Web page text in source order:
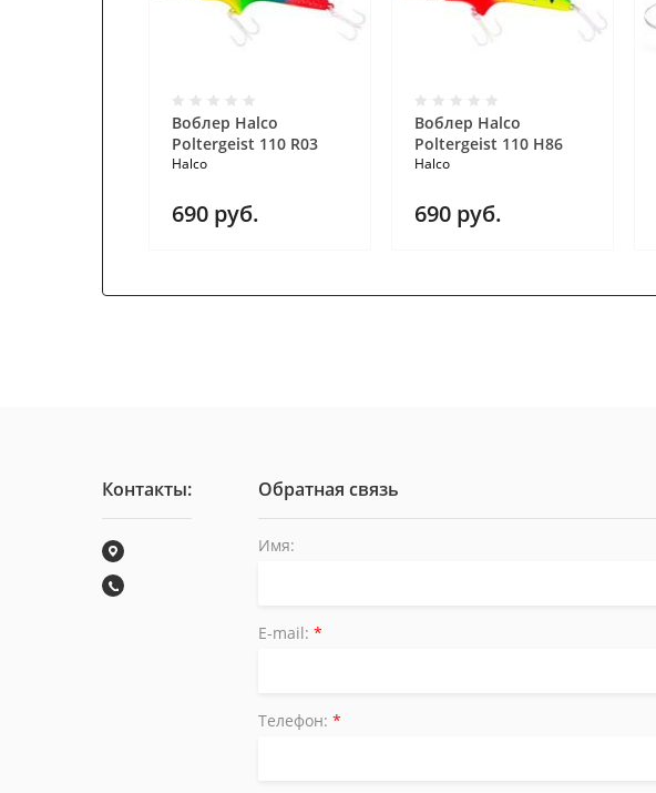
Воблер Halco
Poltergeist 110 R03
Halco
690 руб.
Воблер Halco
Poltergeist 110 H86
Halco
690руб.
Контакты: Обратная связь
Имя:
E-mail: *
Телефон: *